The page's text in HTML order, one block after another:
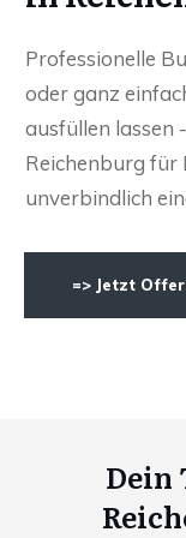
Professionelle
oder ganz
ausfüllen lassen
Reichenburg für
unverbindlich
=> Jetzt
Dein